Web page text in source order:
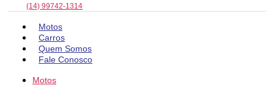
(14) 99742-1314
Motos
Carros
Quem Somos
Fale Conosco
Motos